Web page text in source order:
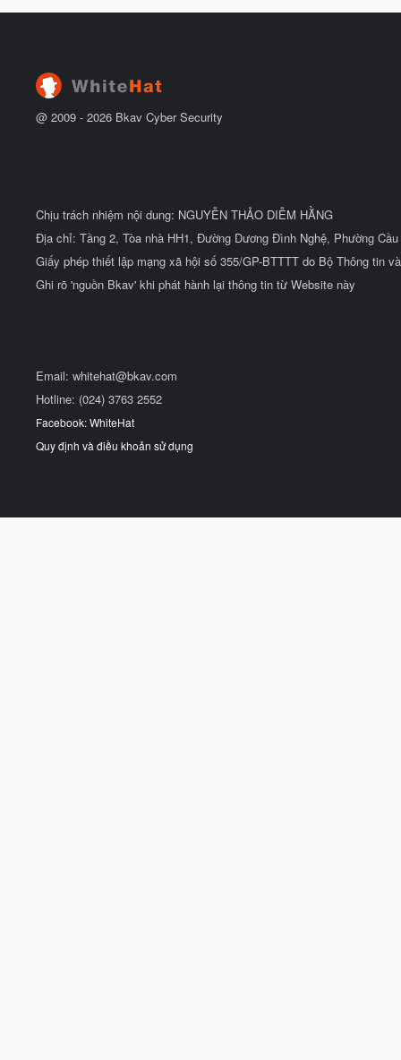
@ 2009 - 2026 Bkav Cyber Security
Chịu trách nhiệm nội dung: NGUYỄN THẢO DIỄM HẰNG
Địa chỉ: Tầng 2, Tòa nhà HH1, Đường Dương Đình Nghệ, Phường
Giấy phép thiết lập mạng xã hội số 355/GP-BTTTT do Bộ Thông tin
Ghi rõ 'nguồn Bkav' khi phát hành lại thông tin từ Website này
Email: whitehat@bkav.com
Hotline: (024) 3763 2552
Facebook: WhiteHat
Quy định và điều khoản sử dụng